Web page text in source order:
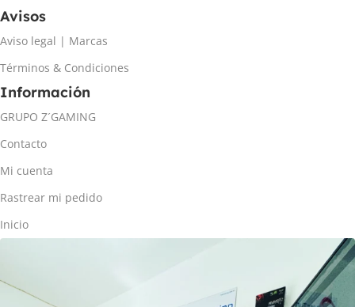
Avisos
Aviso legal | Marcas
Términos & Condiciones
Información
GRUPO Z´GAMING
Contacto
Mi cuenta
Rastrear mi pedido
Inicio